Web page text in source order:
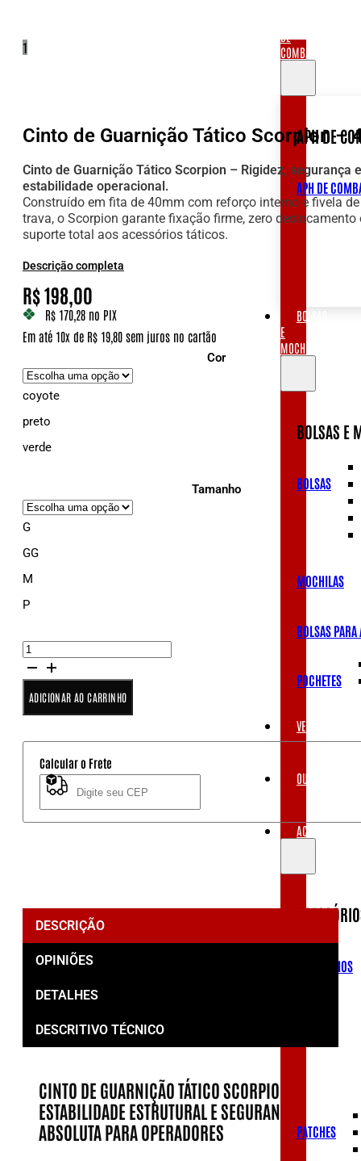
DE
COMBATE
APH DE
APH DE
BOLSAS
E
MOCHILAS
BOLSAS E
BOLSAS
MOCHILAS
BOLSAS
POCHETES
VESTUÁRIOS
OUTLET
ACESSÓRIOS
ACESSÓRIOS
PATCHES
1
Cinto de Guarnição Tático Scorpion –
Cinto de Guarnição Tático Scorpion – Rigidez, segurança e
estabilidade operacional.
Construído em fita de 40mm com reforço interno e fivela
trava, o Scorpion garante fixação firme, zero deslocamento
suporte total aos acessórios táticos.
Descrição completa
R$198,00
R$ 170,28 no PIX
Em até 10x de R$ 19,80 sem juros no cartão
Cor
coyote
preto
verde
Tamanho
G
GG
M
P
Cinto
de
Guarnição
Tático
40mm
ADICIONAR AO CARRINHO
Calcular o Frete
Não sei meu CEP
DESCRIÇÃO
OPINIÕES
DETALHES
DESCRITIVO TÉCNICO
CINTO DE GUARNIÇÃO TÁTICO SCORPION –
ESTABILIDADE ESTRUTURAL E SEGURANÇA
ABSOLUTA PARA OPERADORES